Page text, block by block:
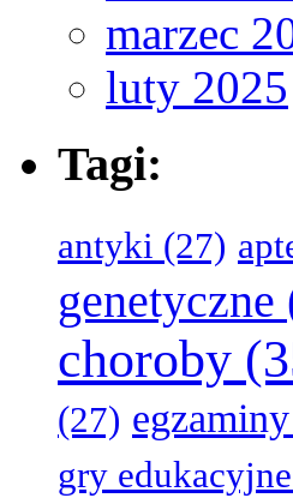
marzec
luty 2025
Tagi:
antyki (27)
genetyczne
choroby
(27) egzaminy
gry edukacyjne